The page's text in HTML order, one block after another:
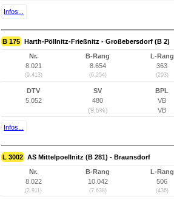
Infos...
B 175 Harth-Pöllnitz-Frießnitz - Großebersdorf (B 2)
Nr.
8.021
(9.413)
B-Rang
8.654
(6.254)
L-Rang
363
(293)
DTV
5.052
SV
480
(9,5%)
BPL
VB
VB
Infos...
L 3002 AS Mittelpoellnitz (B 281) - Braunsdorf
Nr.
8.022
(2.911)
B-Rang
10.042
(7.638)
L-Rang
506
(436)